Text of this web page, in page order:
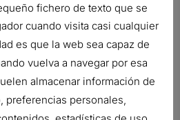
FWG CYCLOPAC
FPG RADIALSEAL
98,92 €
fichero de texto que se
cuando visita casi cualquier
es que la web sea capaz de
vuelva a navegar por esa
almacenar información de
preferencias personales,